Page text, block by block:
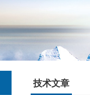
技术文章